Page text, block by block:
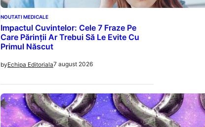
NOUTATI MEDICALE
Impactul Cuvintelor: Cele 7 Fraze Pe
Care Părinții Ar Trebui Să Le Evite Cu
Primul Născut
byEchipa Editoriala7 august 2026